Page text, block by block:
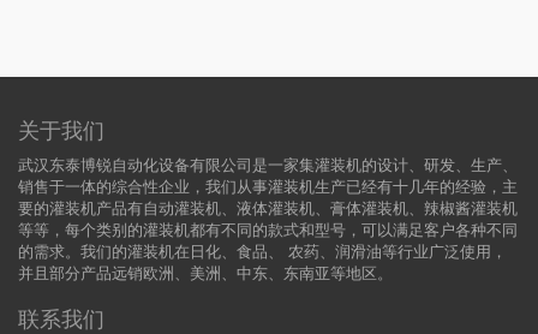
关于我们
武汉东泰博锐自动化设备有限公司是一家集灌装机的设计、研发、生产、
销售于一体的综合性企业，我们从事灌装机生产已经有十几年的经验，主
要的灌装机产品有自动灌装机、液体灌装机、膏体灌装机、辣椒酱灌装机
等等，每个类别的灌装机都有不同的款式和型号，可以满足客户各种不同
的需求。我们的灌装机在日化、食品、 农药、润滑油等行业广泛使用，
并且部分产品远销欧洲、美洲、中东、东南亚等地区。
联系我们